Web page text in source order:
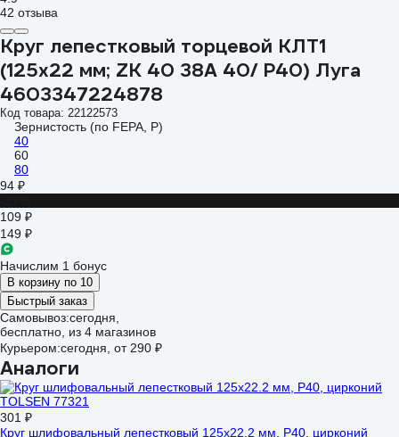
42 отзыва
Круг лепестковый торцевой КЛТ1
(125x22 мм; ZK 40 38А 40/ Р40) Луга
4603347224878
Код товара: 22122573
Зернистость (по FEPA, P)
40
60
80
94 ₽
109 ₽
149 ₽
Начислим 1 бонус
В корзину по 10
Быстрый заказ
Самовывоз:сегодня,
бесплатно , из 4 магазинов
Курьером:сегодня, от 290 ₽
Аналоги
301 ₽
Круг шлифовальный лепестковый 125x22.2 мм, P40, цирконий